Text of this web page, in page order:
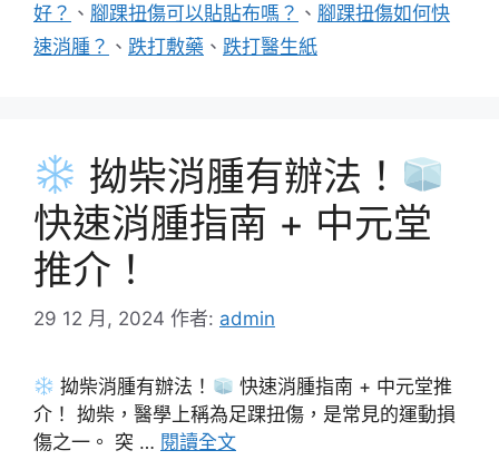
好？ 、 腳踝扭傷可以貼貼布嗎？ 、 腳踝扭傷如何快
速消腫？ 、 跌打敷藥 、 跌打醫生紙
拗柴消腫有辦法！
快速消腫指南 + 中元堂
推介！
29 12 月, 2024 作者: admin
拗柴消腫有辦法！
快速消腫指南 + 中元堂推
介！ 拗柴，醫學上稱為足踝扭傷，是常見的運動損
傷之一。 突 … 閱讀全文